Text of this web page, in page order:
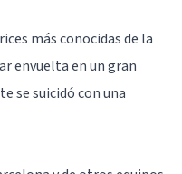
más conocidas de la
envuelta en un gran
se suicidó con una